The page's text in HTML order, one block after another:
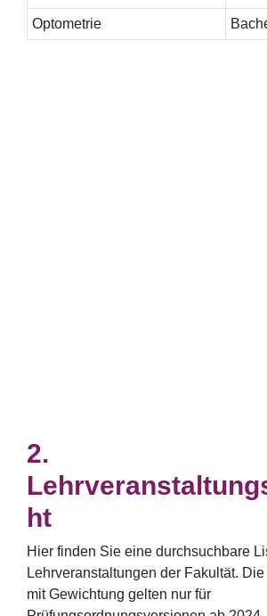
Optometrie
ht
Hier finden Sie eine durchsuchbare
Lehrveranstaltungen der Fakultät.
mit Gewichtung gelten nur für